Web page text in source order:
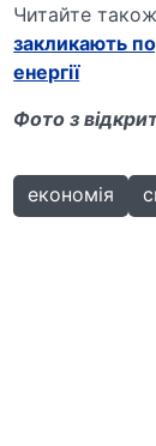
Читайте
закликають
енергії
Фото з
економія